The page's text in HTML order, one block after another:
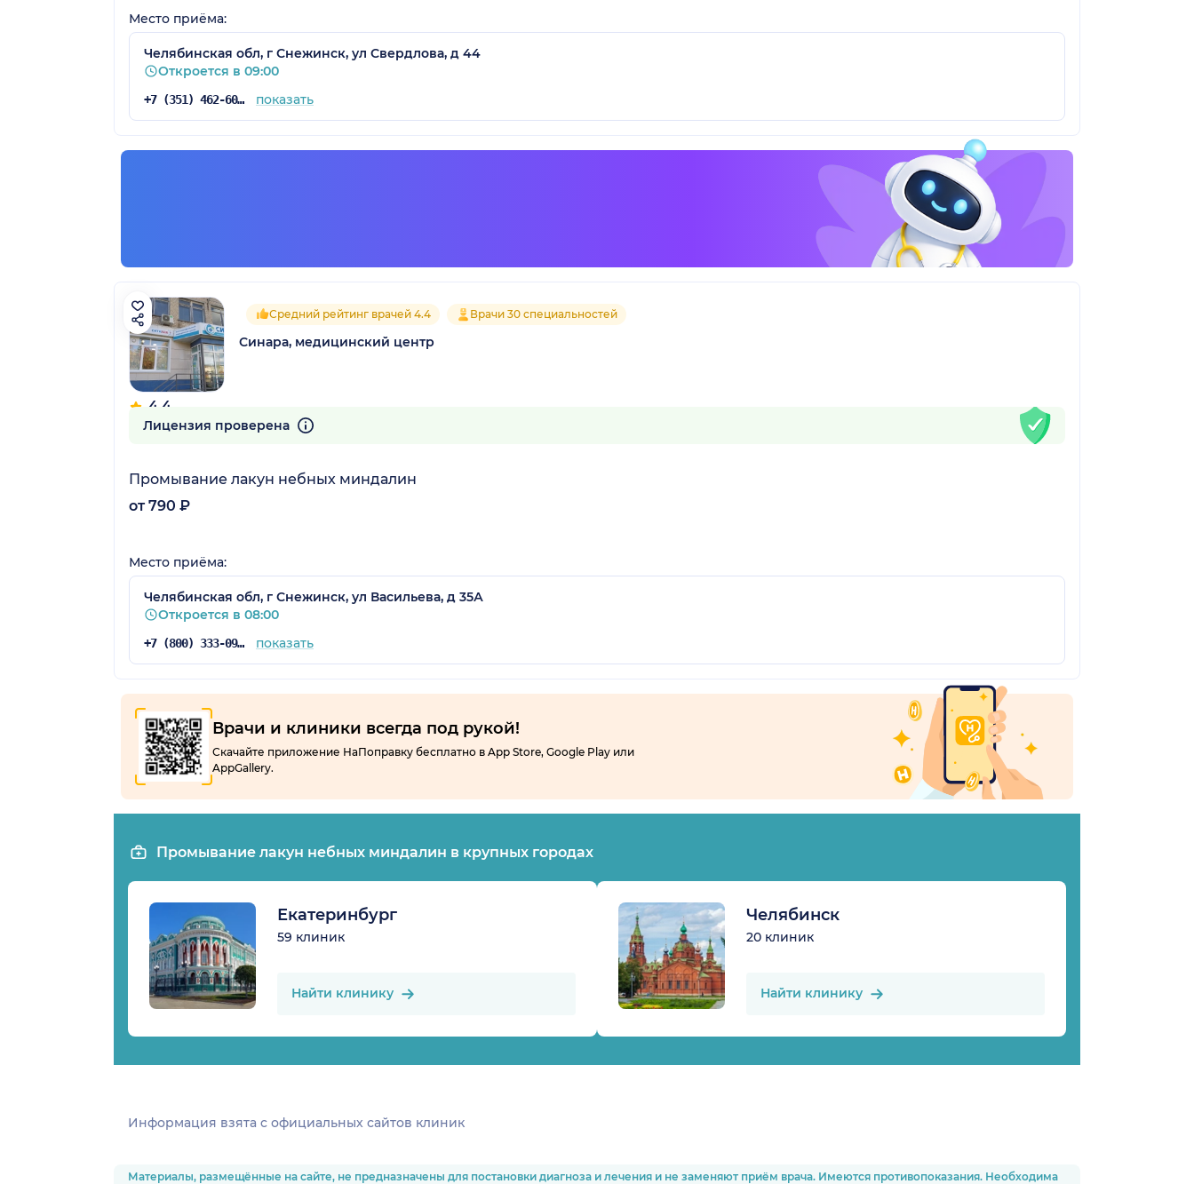
Место приёма:
Челябинская обл, г Снежинск, ул Свердлова, д 44
Откроется в 09:00
+7 (351) 462-60-82 показать
4.4
19 отзывов
Средний рейтинг врачей 4.4 Врачи 30 специальностей
Синара, медицинский центр
Лицензия проверена
Промывание лакун небных миндалин
от 790 ₽
Место приёма:
Челябинская обл, г Снежинск, ул Васильева, д 35А
Откроется в 08:00
+7 (800) 333-09-15 показать
Врачи и клиники всегда под рукой!
Скачайте приложение НаПоправку бесплатно в App Store, Google Play или
AppGallery.
Промывание лакун небных миндалин в крупных городах
Екатеринбург
59 клиник
Найти клинику
Челябинск
20 клиник
Найти клинику
Информация взята c официальных сайтов клиник
Материалы, размещённые на сайте, не предназначены для постановки диагноза и лечения и не заменяют приём врача. Имеются противопоказания. Необходима